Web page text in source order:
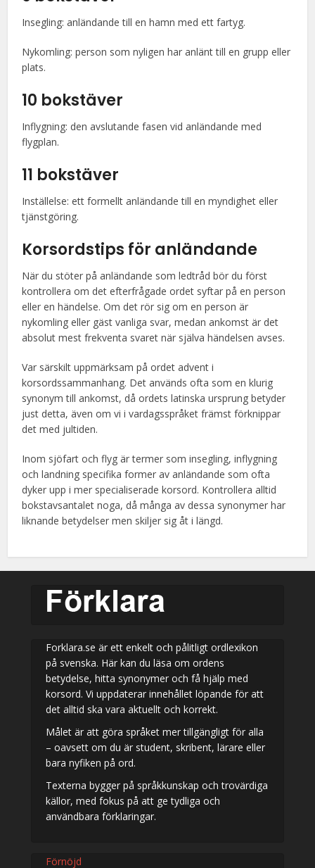
Insegling: anländande till en hamn med ett fartyg.
Nykomling: person som nyligen har anlänt till en grupp eller
plats.
10 bokstäver
Inflygning: den avslutande fasen vid anländande med
flygplan.
11 bokstäver
Inställelse: ett formellt anländande till en myndighet eller
tjänstgöring.
Korsordstips för anländande
När du stöter på anländande som ledtråd bör du först
kontrollera om det efterfrågade ordet syftar på en person
eller en händelse. Om det rör sig om en person är
nykomling eller gäst vanliga svar, medan ankomst är det
absolut mest frekventa svaret när själva händelsen avses.
Var särskilt uppmärksam på ordet advent i
korsordssammanhang. Det används ofta som en klurig
synonym till ankomst, då ordets latinska ursprung betyder
just detta, även om vi i vardagsspråket främst förknippar
det med jultiden.
Inom sjöfart och flyg är termer som insegling, inflygning
och landning specifika former av anländande som ofta
dyker upp i mer specialiserade korsord. Kontrollera alltid
bokstavsantalet noga, då många av dessa synonymer har
liknande betydelser men skiljer sig åt i längd.
Forklara.se är ett enkelt och pålitligt ordlexikon
på svenska. Här kan du läsa om ordens
betydelse, hitta synonymer och få hjälp med
korsord. Vi uppdaterar innehållet löpande för att
det alltid ska vara aktuellt och korrekt.
Målet är att göra språket mer tillgängligt för alla
– oavsett om du är student, skribent, lärare eller
bara nyfiken på ord.
Texterna bygger på språkkunskap och trovärdiga
källor, med fokus på att ge tydliga och
användbara förklaringar.
Förnöjd